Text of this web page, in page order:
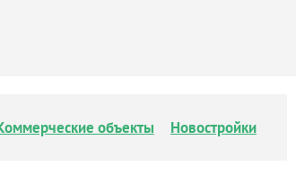
объекты Новостройки